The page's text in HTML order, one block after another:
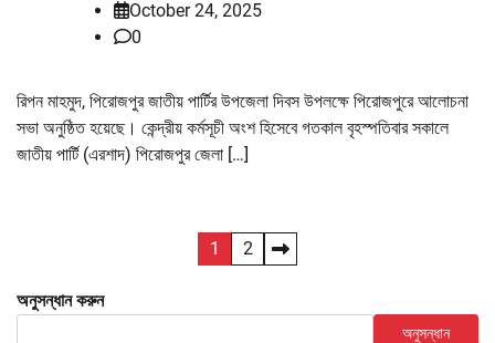
October 24, 2025
0
রিপন মাহমুদ, পিরোজপুর জাতীয় পার্টির উপজেলা দিবস উপলক্ষে পিরোজপুরে আলোচনা
সভা অনুষ্ঠিত হয়েছে। কেন্দ্রীয় কর্মসূচী অংশ হিসেবে গতকাল বৃহস্পতিবার সকালে
জাতীয় পার্টি (এরশাদ) পিরোজপুর জেলা […]
pagination
1 2
অনুসন্ধান করুন
অনুসন্ধান